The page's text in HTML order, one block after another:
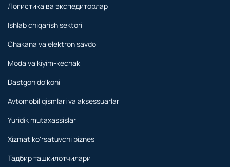
Логистика ва экспедиторлар
Ishlab chiqarish sektori
Chakana va elektron savdo
Moda va kiyim-kechak
Dastgoh do'koni
Avtomobil qismlari va aksessuarlar
Yuridik mutaxassislar
Xizmat ko'rsatuvchi biznes
Тадбир ташкилотчилари